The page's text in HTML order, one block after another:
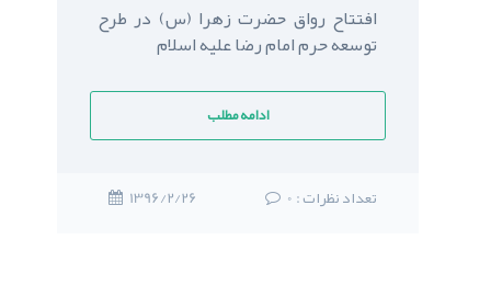
افتتاح رواق حضرت زهرا (س) در طرح
توسعه حرم امام رضا عليه اسلام
ادامه مطلب
1396/2/26 0 : تعداد نظرات